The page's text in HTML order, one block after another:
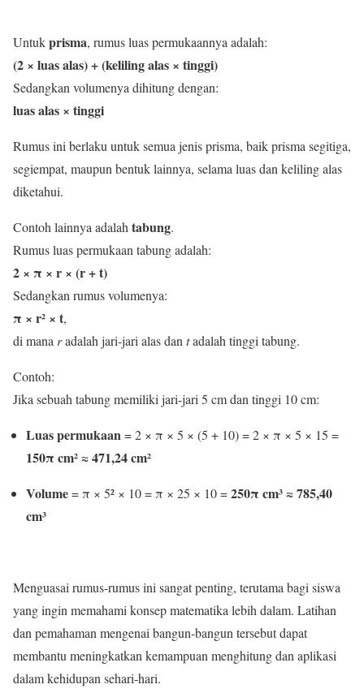
Untukprisma, rumus luas permukaannya adalah:
(2 × luas alas) + (keliling alas × tinggi)
Sedangkan volumenya dihitung dengan:
luas alas × tinggi
Rumus ini berlaku untuk semua jenis prisma, baik prisma segitiga,
segiempat, maupun bentuk lainnya, selama luas dan keliling alas
diketahui.
Contoh lainnya adalah tabung.
Rumus luas permukaan tabung adalah:
2 × π × r × (r + t)
Sedangkan rumus volumenya:
π × r² × t,
di mana radalah jari-jari alas dan tadalah tinggi tabung.
Contoh:
Jika sebuah tabung memiliki jari-jari 5 cm dan tinggi 10 cm:
Luas permukaan= 2 × π × 5 × (5 + 10) = 2 × π × 5 × 15 =
150π cm²≈471,24 cm²
Volume= π × 5² × 10 = π × 25 × 10 =250π cm³≈785,40
cm³
Menguasai rumus-rumus ini sangat penting, terutama bagi siswa
yang ingin memahami konsep matematika lebih dalam. Latihan
dan pemahaman mengenai bangun-bangun tersebut dapat
membantu meningkatkan kemampuan menghitung dan aplikasi
dalam kehidupan sehari-hari.